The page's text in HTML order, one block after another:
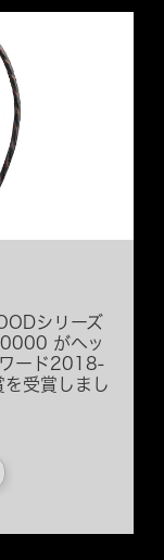
シリーズ
がヘッ
ード2018-
受賞しまし